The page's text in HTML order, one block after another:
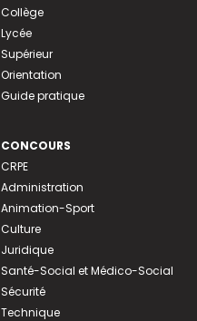
Collège
Lycée
Supérieur
Orientation
Guide pratique
CONCOURS
CRPE
Administration
Animation-Sport
Culture
Juridique
Santé-Social et Médico-Social
Sécurité
Technique